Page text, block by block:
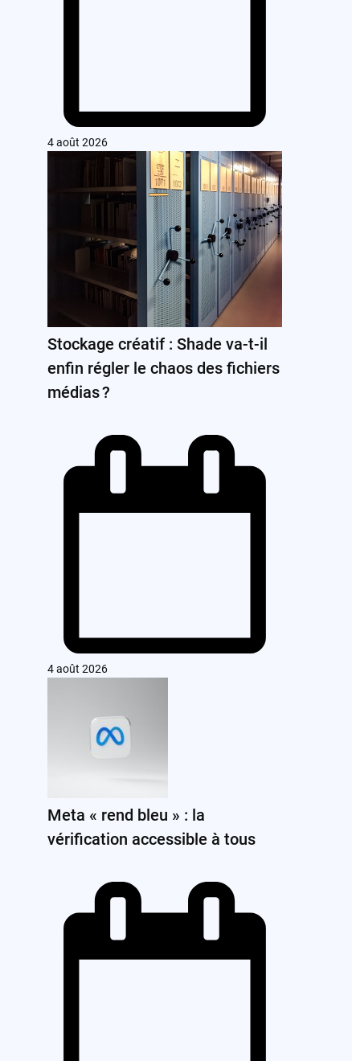
4 août 2026
Stockage créatif : Shade va-t-il
enfin régler le chaos des fichiers
médias ?
4 août 2026
Meta « rend bleu » : la
vérification accessible à tous